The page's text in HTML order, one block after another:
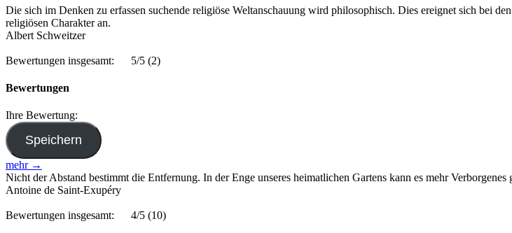
Die sich im Denken zu erfassen suchende religiöse Weltanschauung wird philosophisch. Dies ereignet sich bei
religiösen Charakter an.
Albert Schweitzer
Bewertungen insgesamt: 5/5 (2)
Bewertungen
Ihre Bewertung:
mehr →
Nicht der Abstand bestimmt die Entfernung. In der Enge unseres heimatlichen Gartens kann es mehr Verborgenes
Antoine de Saint-Exupéry
Bewertungen insgesamt: 4/5 (10)